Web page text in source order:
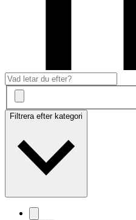
Filtrera efter kategori